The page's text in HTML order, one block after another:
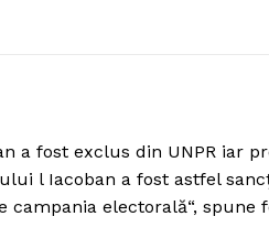
a fost exclus din UNPR iar
l Iacoban a fost astfel
campania electorală“,